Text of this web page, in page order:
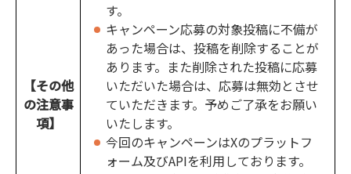
【その他
の注意事
項】
す。
キャンペーン応募の対象投稿に不備が
あった場合は、投稿を削除することが
あります。また削除された投稿に応募
いただいた場合は、応募は無効とさせ
ていただきます。予めご了承をお願い
いたします。
今回のキャンペーンはXのプラットフ
ォーム及びAPIを利用しております。